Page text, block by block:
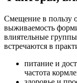
Смещение в пользу
выживаемость
влиятельные
встречаются в
питание и
частота